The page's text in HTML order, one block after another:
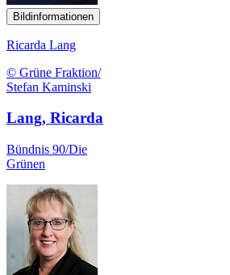
Bildinformationen
Ricarda Lang
© Grüne Fraktion/
Stefan Kaminski
Lang, Ricarda
Bündnis 90/Die
Grünen